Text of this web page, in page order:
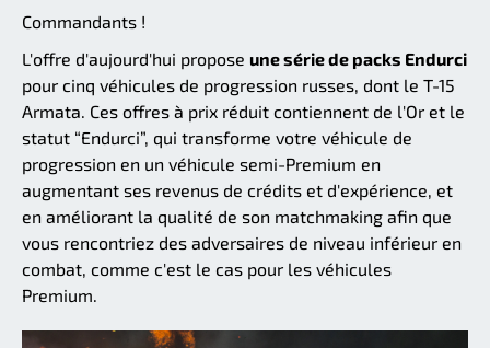
Commandants !
L'offre d'aujourd'hui propose une série de packs Endurci
pour cinq véhicules de progression russes, dont le T-15
Armata. Ces offres à prix réduit contiennent de l'Or et le
statut “Endurci”, qui transforme votre véhicule de
progression en un véhicule semi-Premium en
augmentant ses revenus de crédits et d'expérience, et
en améliorant la qualité de son matchmaking afin que
vous rencontriez des adversaires de niveau inférieur en
combat, comme c'est le cas pour les véhicules
Premium.